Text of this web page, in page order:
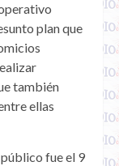
plan que
también
ellas
fue el 9